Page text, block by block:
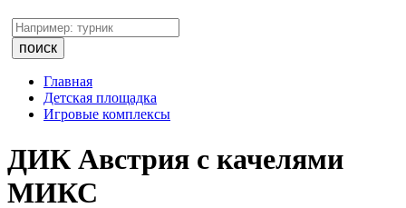
поиск
Главная
Детская площадка
Игровые комплексы
ДИК Австрия с качелями
МИКС